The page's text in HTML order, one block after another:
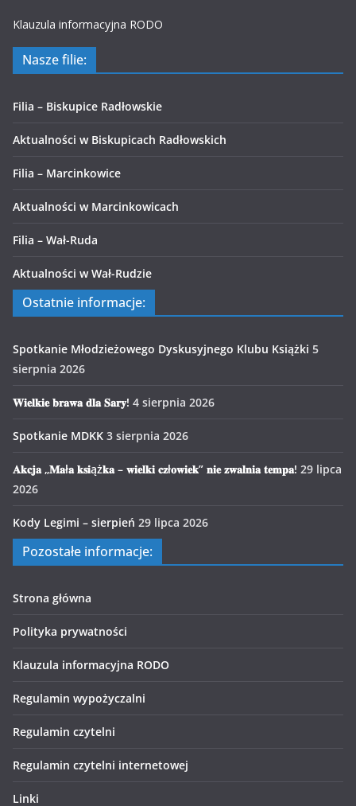
Klauzula informacyjna RODO
Nasze filie:
Filia – Biskupice Radłowskie
Aktualności w Biskupicach Radłowskich
Filia – Marcinkowice
Aktualności w Marcinkowicach
Filia – Wał-Ruda
Aktualności w Wał-Rudzie
Ostatnie informacje:
Spotkanie Młodzieżowego Dyskusyjnego Klubu Książki 5
sierpnia 2026
𝐖𝐢𝐞𝐥𝐤𝐢𝐞 𝐛𝐫𝐚𝐰𝐚 𝐝𝐥𝐚 𝐒𝐚𝐫𝐲! 4 sierpnia 2026
Spotkanie MDKK 3 sierpnia 2026
𝐀𝐤𝐜𝐣𝐚 „𝐌𝐚ł𝐚 𝐤𝐬𝐢ąż𝐤𝐚 – 𝐰𝐢𝐞𝐥𝐤𝐢 𝐜𝐳ł𝐨𝐰𝐢𝐞𝐤” 𝐧𝐢𝐞 𝐳𝐰𝐚𝐥𝐧𝐢𝐚 𝐭𝐞𝐦𝐩𝐚! 29 lipca
2026
Kody Legimi – sierpień 29 lipca 2026
Pozostałe informacje:
Strona główna
Polityka prywatności
Klauzula informacyjna RODO
Regulamin wypożyczalni
Regulamin czytelni
Regulamin czytelni internetowej
Linki